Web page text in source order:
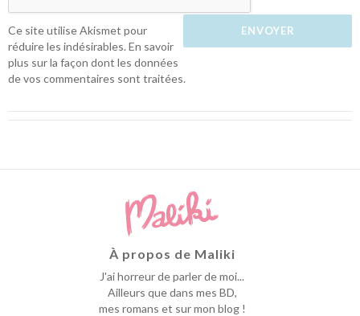
Ce site utilise Akismet pour
réduire les indésirables.En savoir
plus sur la façon dont les données
de vos commentaires sont traitées.
À propos de Maliki
J'ai horreur de parler de moi...
Ailleurs que dans mes BD,
mes romans et sur mon blog !